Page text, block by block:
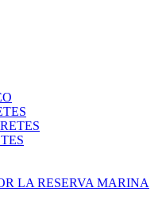
LA RESERVA MARINA